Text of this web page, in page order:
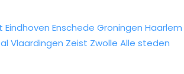
Eindhoven Enschede Groningen Haarlem
Vlaardingen Zeist Zwolle Alle steden